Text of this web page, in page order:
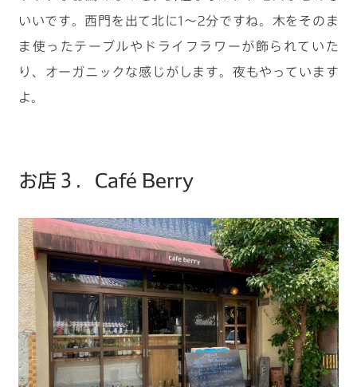
いいです。西門を出て北に1～2分ですね。木をそのま
ま使ったテーブルやドライフラワーが飾られていた
り、オーガニックな感じがします。夜もやっています
よ。
お店３．Café Berry